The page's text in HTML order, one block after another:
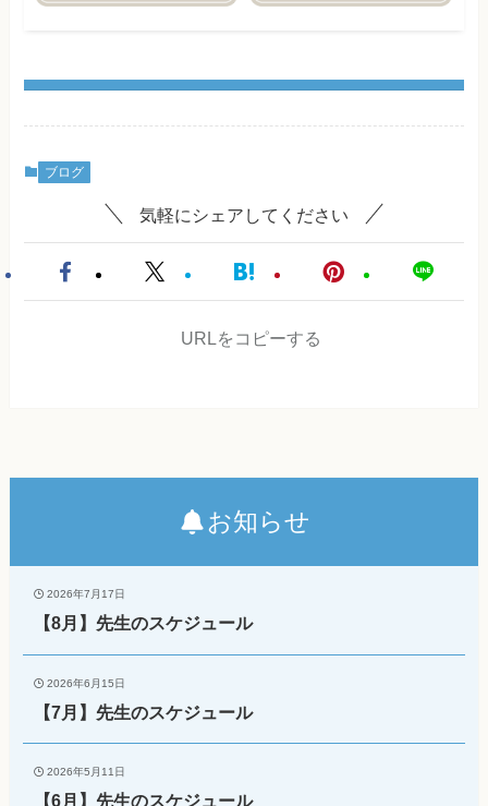
ブログ
気軽にシェアしてください
URLをコピーする
お知らせ
2026年7月17日
【8月】先生のスケジュール
2026年6月15日
【7月】先生のスケジュール
2026年5月11日
【6月】先生のスケジュール